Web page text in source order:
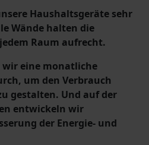
Haushaltsgeräte sehr
Wände halten die
Raum aufrecht.
eine monatliche
um den Verbrauch
gestalten. Und auf der
entwickeln wir
der Energie- und